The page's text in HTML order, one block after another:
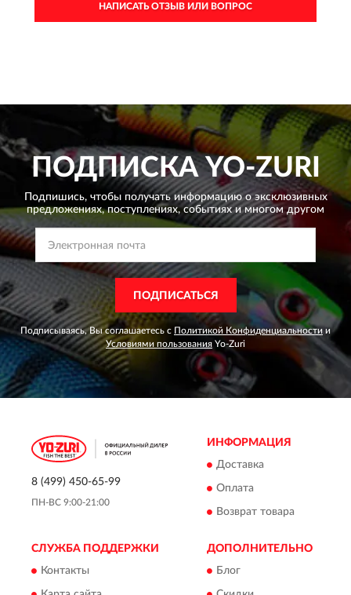
НАПИСАТЬ ОТЗЫВ ИЛИ ВОПРОС
ПОДПИСКАYO-ZURI
Подпишись, чтобы получать информацию о эксклюзивных
предложениях,поступлениях, событиях и многом другом
ПОДПИСАТЬСЯ
Подписываясь, Вы соглашаетесь с Политикой Конфиденциальности и
Условиями пользования Yo-Zuri
8 (499) 450-65-99
ПН-ВС 9:00-21:00
ИНФОРМАЦИЯ
Доставка
Оплата
Возврат товара
СЛУЖБА ПОДДЕРЖКИ
Контакты
ДОПОЛНИТЕЛЬНО
Блог